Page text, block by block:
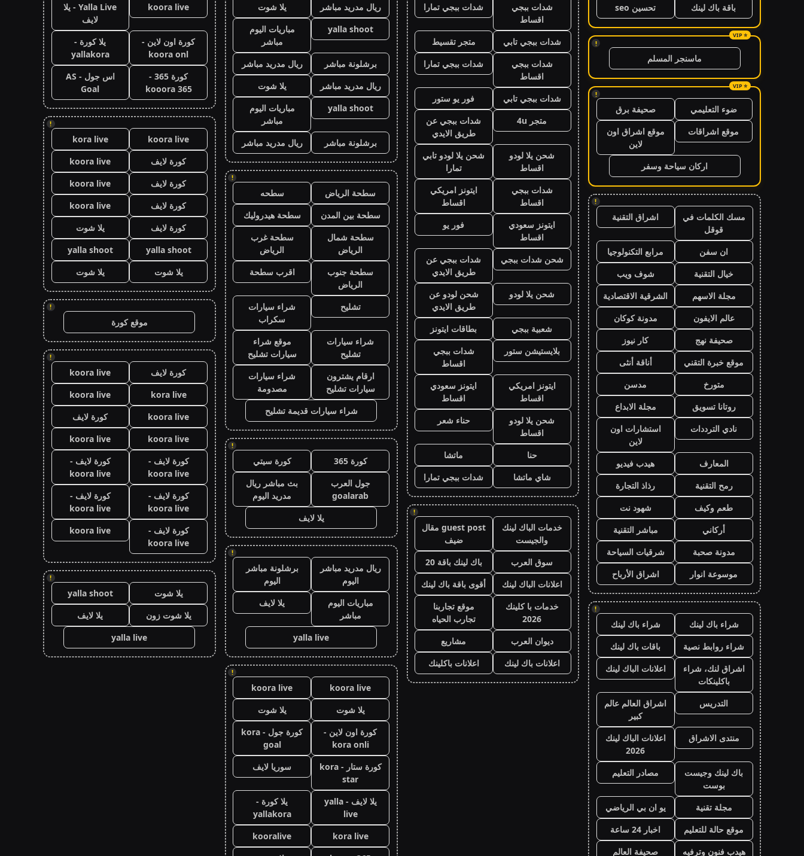
باقة باك لينك تحسين seo
!
ماسنجر المسلم
!
ضوء التعليمي
صحيفة برق
موقع اشراقات
موقع اشراق اون
لاين
اركان سياحة وسفر
!
مسك الكلمات في
قوقل
اشراق التقنية
ان سفن
مرابع التكنولوجيا
خيال التقنية
شوف ويب
مجلة الاسهم
الشرقية الاقتصادية
عالم الايفون
مدونة كوكان
صحيفة نهج
كار نيوز
موقع خبرة التقني
أناقة أنثى
متورخ
مدسن
روتانا تسويق
مجلة الابداع
نادي الترددات
استشارات اون
لاين
المعارف
هيدب فيديو
رمح التقنية
رذاذ التجارة
طعم وكيف
شهود نت
أركاني
مباشر التقنية
مدونة صحبة
شرقيات السياحة
موسوعة انوار
اشراق الأرباح
!
شراء باك لينك
شراء باك لينك
شراء روابط نصية
باقات باك لينك
اشراق لنك، شراء
باكلينكات
اعلانات الباك لينك
التدريس
اشراق العالم عالم
كبير
منتدى الاشراق
اعلانات الباك لينك
2026
باك لينك وجيست
بوست
مصادر التعليم
مجلة تقنية
يو ان بي الرياضي
موقع حالة للتعليم
اخبار 24 ساعة
هيدب فنون وترفيه
صحيفة العالم
شدات ببجي
اقساط
شدات ببجي تمارا
شدات ببجي تابي
متجر تقسيط
شدات ببجي
اقساط
شدات ببجي تمارا
شدات ببجي تابي
فور يو ستور
متجر 4u
شدات ببجي عن
طريق الايدي
شحن يلا لودو
اقساط
شحن يلا لودو تابي
تمارا
شدات ببجي
اقساط
ايتونز امريكي
اقساط
ايتونز سعودي
اقساط
فور يو
شحن شدات ببجي
شدات ببجي عن
طريق الايدي
شحن يلا لودو
شحن لودو عن
طريق الايدي
شعبية ببجي
بطاقات ايتونز
بلايستيشن ستور
شدات ببجي
اقساط
ايتونز امريكي
اقساط
ايتونز سعودي
اقساط
شحن يلا لودو
اقساط
حناء شعر
حنا
ماتشا
شاي ماتشا
شدات ببجي تمارا
!
خدمات الباك لينك
والجيست
guest post مقال
ضيف
سوق العرب
باك لينك باقة 20
اعلانات الباك لينك
أقوى باقة باك لينك
خدمات با كلينك
2026
موقع تجاربنا
تجارب الحياه
ديوان العرب
مشاريع
اعلانات باك لينك
اعلانات باكلينك
ريال مدريد مباشر
يلا شوت
yalla shoot
مباريات اليوم
مباشر
برشلونة مباشر
ريال مدريد مباشر
ريال مدريد مباشر
يلا شوت
yalla shoot
مباريات اليوم
مباشر
برشلونة مباشر
ريال مدريد مباشر
!
سطحة الرياض
سطحه
سطحة بين المدن
سطحة هيدروليك
سطحة شمال
الرياض
سطحة غرب
الرياض
سطحة جنوب
الرياض
اقرب سطحة
تشليح
شراء سيارات
سكراب
شراء سيارات
تشليح
موقع شراء
سيارات تشليح
ارقام يشترون
سيارات تشليح
شراء سيارات
مصدومة
شراء سيارات قديمة تشليح
!
كورة 365
كورة سيتي
جول العرب
goalarab
بث مباشر ريال
مدريد اليوم
يلا لايف
!
ريال مدريد مباشر
اليوم
برشلونة مباشر
اليوم
مباريات اليوم
مباشر
يلا لايف
yalla live
!
koora live
koora live
يلا شوت
يلا شوت
كورة اون لاين -
kora onli
كورة جول - kora
goal
كورة ستار - kora
star
سوريا لايف
يلا لايف - yalla
live
يلا كورة -
yallakora
kora live
kooralive
koora live
Yalla Live - يلا
لايف
كورة اون لاين -
koora onl
يلا كورة -
yallakora
كورة 365 -
kooora 365
اس جول - AS
Goal
!
koora live
kora live
كورة لايف
koora live
كورة لايف
koora live
كورة لايف
koora live
كورة لايف
يلا شوت
yalla shoot
yalla shoot
يلا شوت
يلا شوت
!
موقع كورة
!
كورة لايف
koora live
kora live
koora live
koora live
كورة لايف
koora live
koora live
كورة لايف -
koora live
كورة لايف -
koora live
كورة لايف -
koora live
كورة لايف -
koora live
كورة لايف -
koora live
koora live
!
يلا شوت
yalla shoot
يلا شوت زون
يلا لايف
yalla live